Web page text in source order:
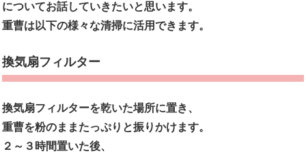
についてお話していきたいと思います。
重曹は以下の様々な清掃に活用できます。
換気扇フィルター
換気扇フィルターを乾いた場所に置き、
重曹を粉のままたっぷりと振りかけます。
２～３時間置いた後、